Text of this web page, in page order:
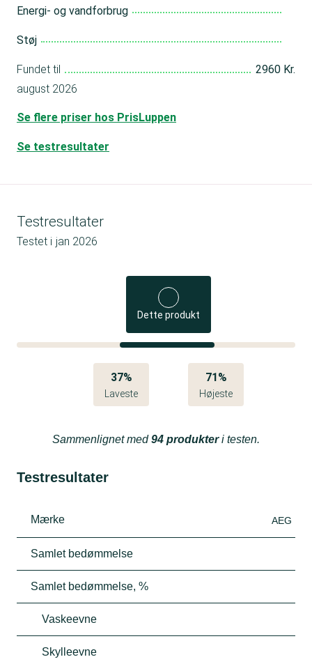
Energi- og vandforbrug
Støj
Fundet til
2960 Kr.
august 2026
Se flere priser hos PrisLuppen
Se testresultater
Testresultater
Testet i jan 2026
Dette produkt
37%
Laveste
71%
Højeste
Sammenlignet med94 produkteri testen.
Testresultater
Mærke AEG
Samlet bedømmelse
Samlet bedømmelse, %
Vaskeevne
Skylleevne